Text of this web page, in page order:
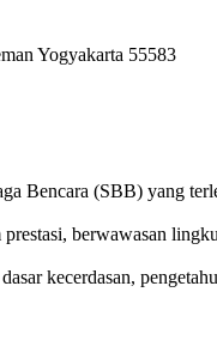
Yogyakarta 55583
Bencara (SBB) yang
berwawasan
kecerdasan,